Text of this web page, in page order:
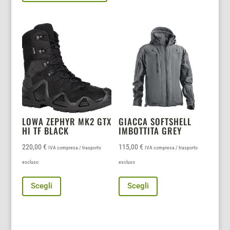
varianti.
Le
opzioni
possono
essere
scelte
nella
pagina
del
prodotto
LOWA ZEPHYR MK2 GTX
HI TF BLACK
220,00 € IVA compresa / trasporto
escluso
Scegli
Questo
GIACCA SOFTSHELL
IMBOTTITA GREY
115,00€ IVA compresa / trasporto
escluso
Scegli